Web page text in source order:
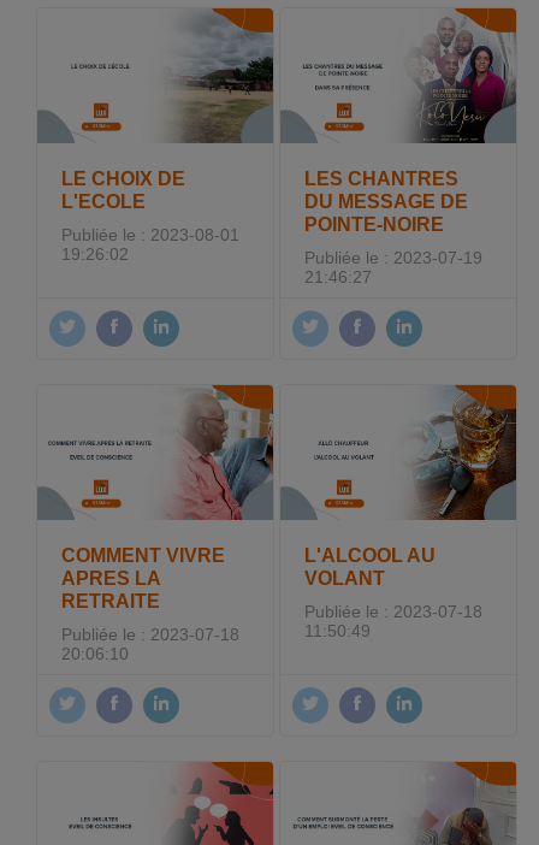
LE CHOIX DE
L'ECOLE
Publiée le : 2023-08-01
19:26:02
LES CHANTRES
DU MESSAGE DE
POINTE-NOIRE
Publiée le : 2023-07-19
21:46:27
COMMENT VIVRE
APRES LA
RETRAITE
Publiée le : 2023-07-18
20:06:10
L'ALCOOL AU
VOLANT
Publiée le : 2023-07-18
11:50:49